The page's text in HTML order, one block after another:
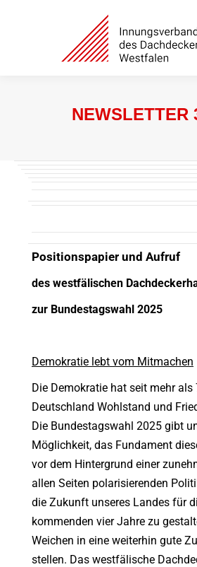
NEWSLETTER
Positionspapier und Aufruf
des westfälischen
zur Bundestagswahl 2025
Demokratie lebt vom Mitmachen
Die Demokratie hat seit mehr als
Deutschland Wohlstand und
Die Bundestagswahl 2025 gibt
Möglichkeit, das Fundament
vor dem Hintergrund einer
allen Seiten polarisierenden
die Zukunft unseres Landes für
kommenden vier Jahre zu
Weichen in eine weiterhin gute
stellen. Das westfälische